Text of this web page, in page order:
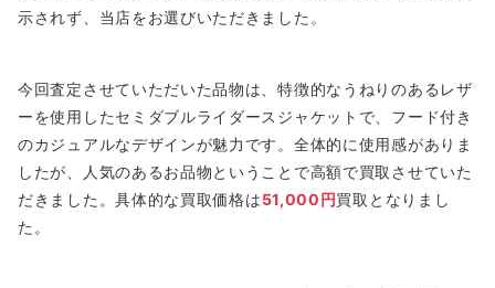
示されず、当店をお選びいただきました。
今回査定させていただいた品物は、特徴的なうねりのあるレザ
ーを使用したセミダブルライダースジャケットで、フード付き
のカジュアルなデザインが魅力です。全体的に使用感がありま
したが、人気のあるお品物ということで高額で買取させていた
だきました。具体的な買取価格は51,000円買取となりまし
た。